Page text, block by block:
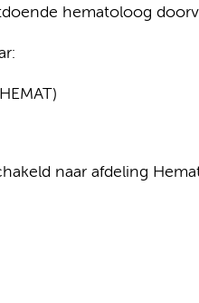
hematoloog
naar afdeling